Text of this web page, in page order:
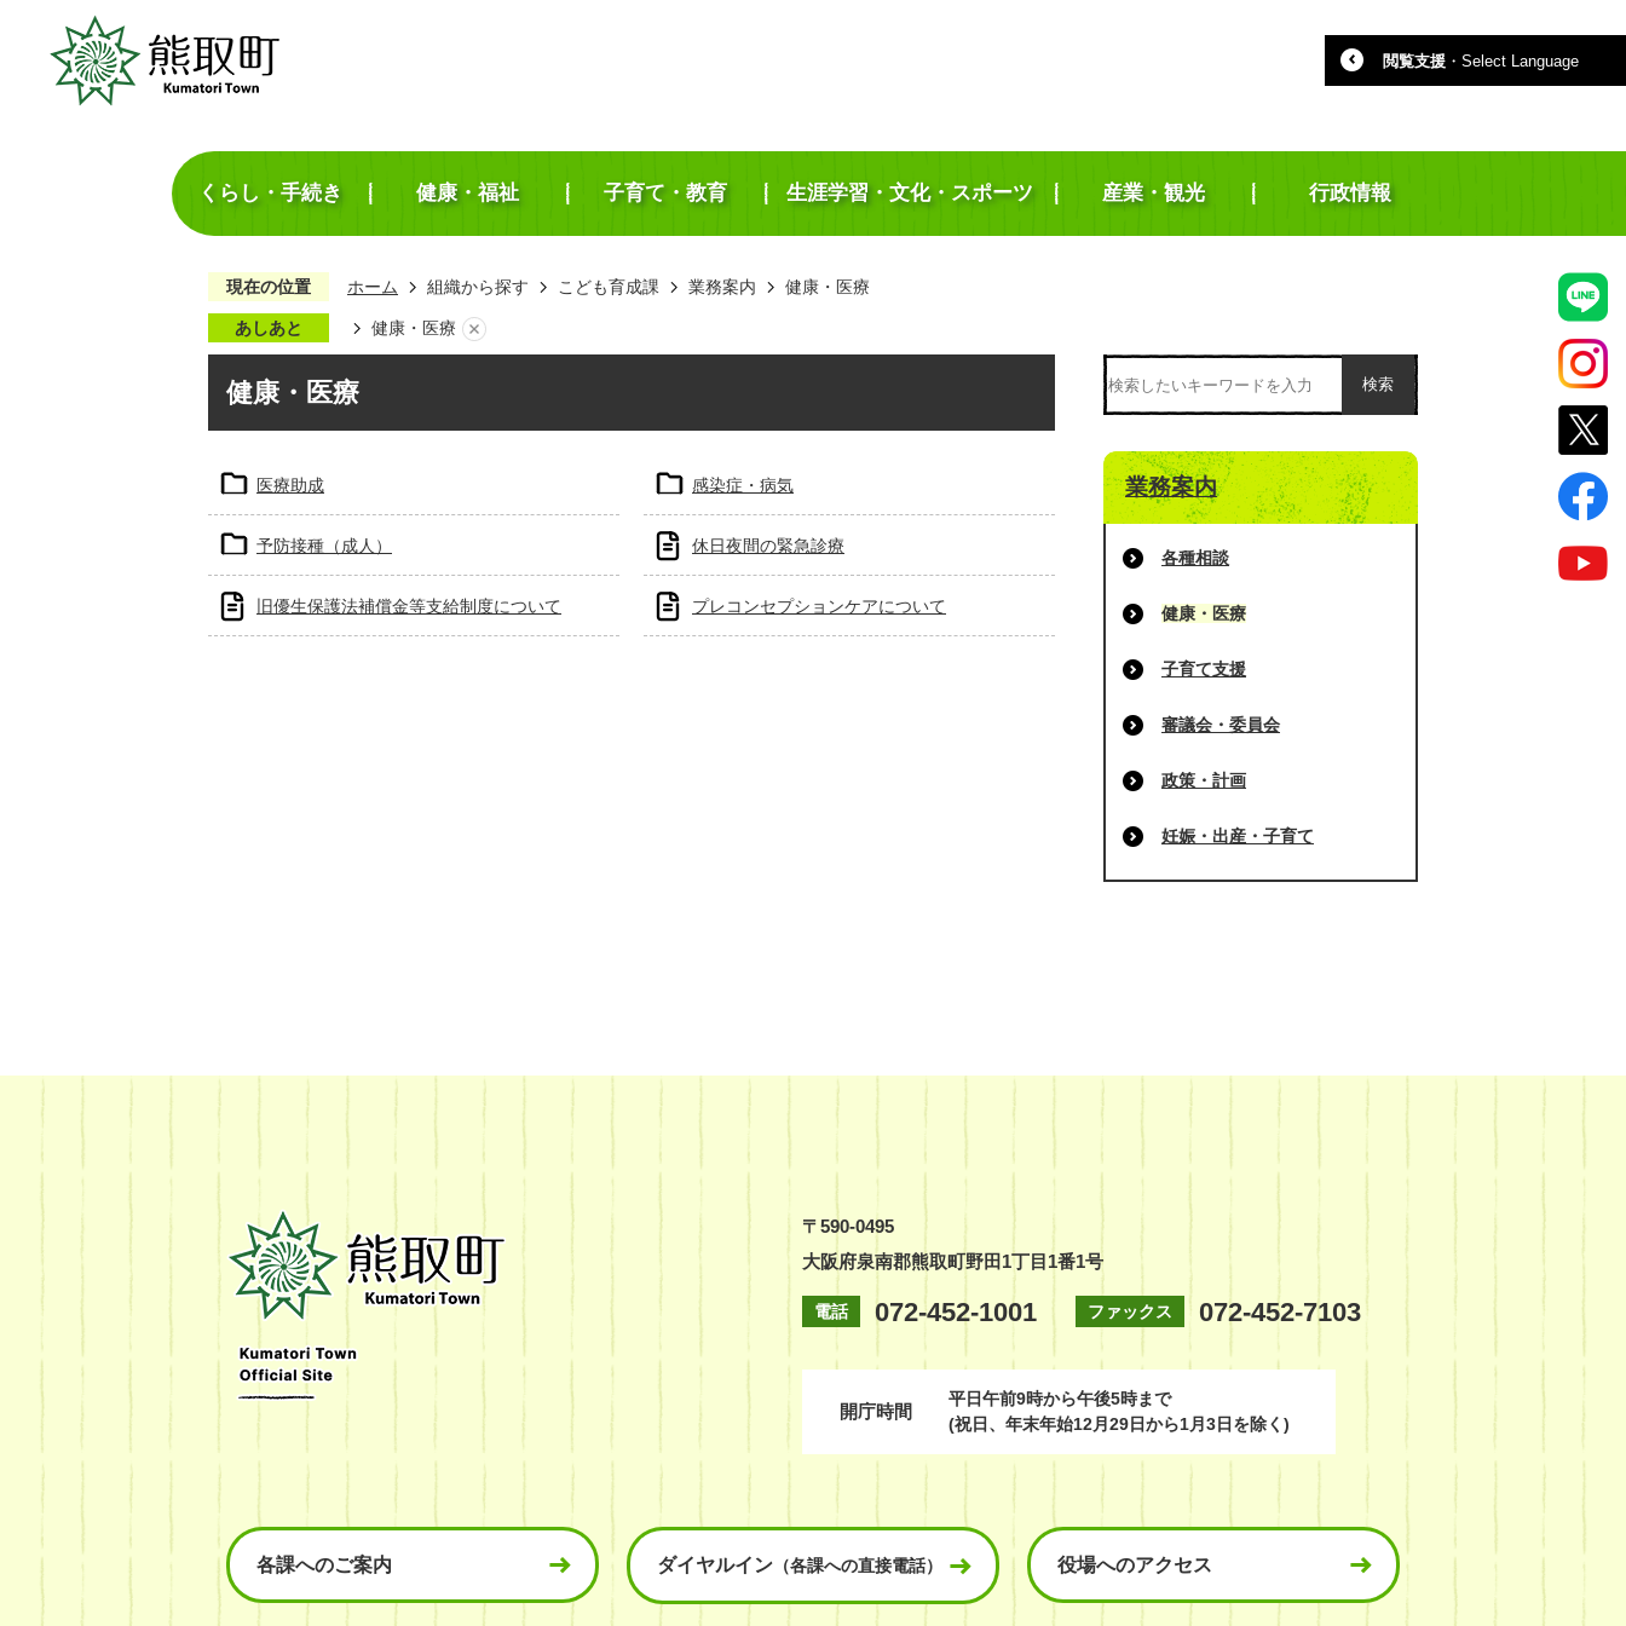
閲覧支援 ・ Select Language
くらし・手続き 健康・福祉 子育て・教育 生涯学習・文化・スポーツ 産業・観光 行政情報
現在の位置 ホーム 組織から探す こども育成課 業務案内 健康・医療
あしあと 健康・医療
健康・医療
医療助成 感染症・病気
予防接種（成人） 休日夜間の緊急診療
旧優生保護法補償金等支給制度について プレコンセプションケアについて
検索
業務案内
各種相談
健康・医療
子育て支援
審議会・委員会
政策・計画
妊娠・出産・子育て
町
Kumatori
Town
Official
Site
〒590-0495
大阪府泉南郡熊取町野田1丁目1番1号
電話 072-452-1001 ファックス 072-452-7103
開庁時間
平日午前9時から午後5時まで
(祝日、年末年始12月29日から1月3日を除く)
各課へのご案内 ダイヤルイン （各課への直接電話） 役場へのアクセス